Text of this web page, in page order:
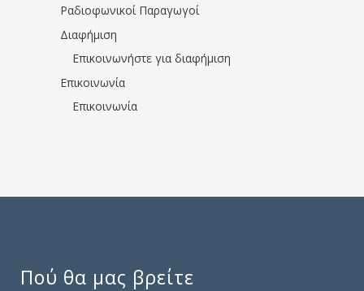
Ραδιοφωνικοί Παραγωγοί
Διαφήμιση
Επικοινωνήστε για διαφήμιση
Επικοινωνία
Επικοινωνία
Πού θα μας βρείτε